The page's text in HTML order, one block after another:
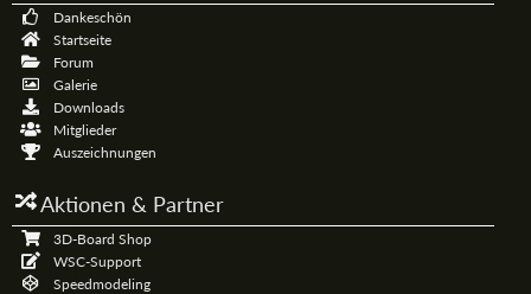
Dankeschön
Startseite
Forum
Galerie
Downloads
Mitglieder
Auszeichnungen
Aktionen & Partner
3D-Board Shop
WSC-Support
Speedmodeling